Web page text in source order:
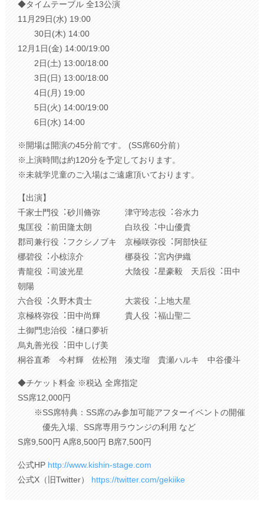
◆タイムテーブル 全13公演
11⽉29⽇(⽔) 19:00
30⽇(⽊) 14:00
12⽉1⽇(⾦) 14:00/19:00
2⽇(⼟) 13:00/18:00
3⽇(⽇) 13:00/18:00
4⽇(⽉) 19:00
5⽇(⽕) 14:00/19:00
6⽇(⽔) 14:00
※開場は開演の45分前です。 (SS席60分前）
※上演時間は約120分を予定しております。
※未就学児童のご⼊場はご遠慮頂いております。
【出演】
千家⼠⾨役︓砂川脩弥 津守玲志役︓⾕⽔⼒
⻤匡役︓前⽥隆太朗 ⽩玖役︓中⼭優貴
郡司兼⾏役︓フクシノブキ 京極咲弥役︓阿部快征
梛碧役︓⼩椋涼介 梛葵役︓宮内伊織
⻘⿓役︓司波光星 ⼤陰役︓星豪毅 天后役︓⽥中
朝陽
六合役︓久野⽊貴⼠ ⼤裳役︓上地⼤星
京極柊弥役︓⽥中尚輝 貴⼈役︓福⼭聖⼆
⼟御⾨忠治役︓樋⼝夢祈
烏丸善光役︓⽥中しげ美
桐⾕直希 今村輝 佐松翔 湊丈瑠 貴瀬ハルキ 中⾕優⽃
◆チケット料⾦ ※税込 全席指定
SS席12,000円
※SS席特典：SS席のみ参加可能アフターイベントの開催
優先⼊場、SS席専⽤ラウンジの利⽤ など
S席9,500円 A席8,500円 B席7,500円
公式HP http://www.kishin-stage.com
公式X（旧Twitter） https://twitter.com/gekiike